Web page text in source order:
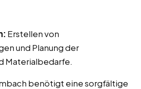
Erstellen von
und Planung der
Materialbedarfe.
benötigt eine sorgfältige